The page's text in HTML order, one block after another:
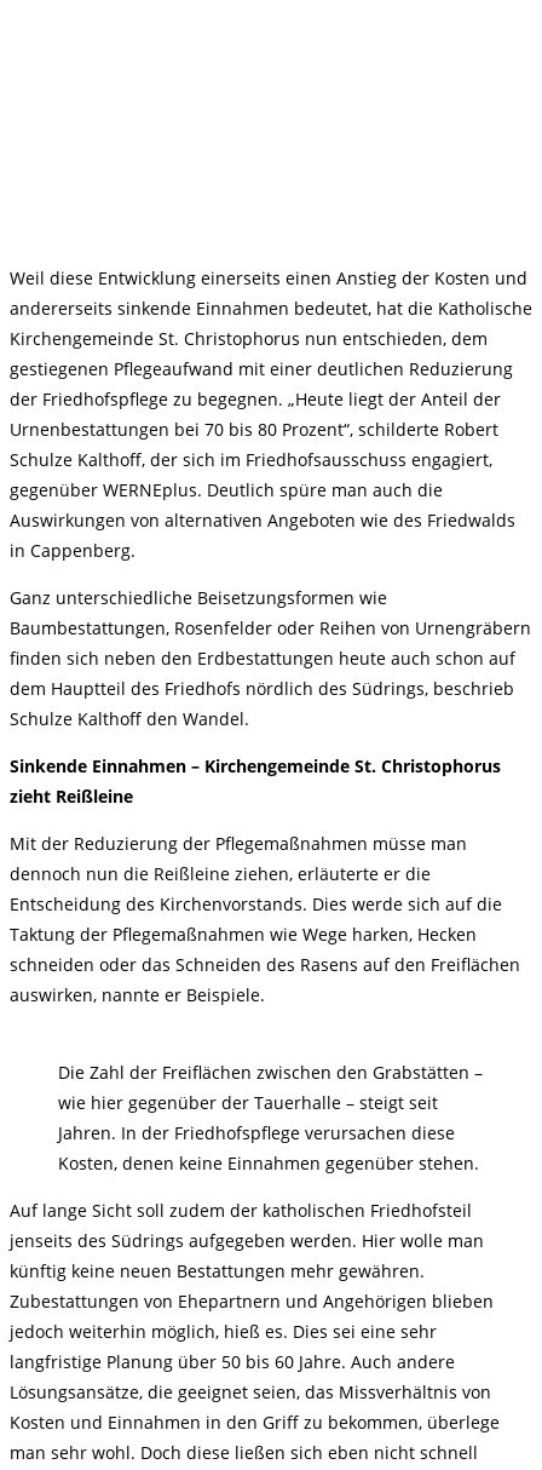
Weil diese Entwicklung einerseits einen Anstieg der Kosten und
andererseits sinkende Einnahmen bedeutet, hat die Katholische
Kirchengemeinde St. Christophorus nun entschieden, dem
gestiegenen Pflegeaufwand mit einer deutlichen Reduzierung
der Friedhofspflege zu begegnen. „Heute liegt der Anteil der
Urnenbestattungen bei 70 bis 80 Prozent“, schilderte Robert
Schulze Kalthoff, der sich im Friedhofsausschuss engagiert,
gegenüber WERNEplus. Deutlich spüre man auch die
Auswirkungen von alternativen Angeboten wie des Friedwalds
in Cappenberg.
Ganz unterschiedliche Beisetzungsformen wie
Baumbestattungen, Rosenfelder oder Reihen von Urnengräbern
finden sich neben den Erdbestattungen heute auch schon auf
dem Hauptteil des Friedhofs nördlich des Südrings, beschrieb
Schulze Kalthoff den Wandel.
Sinkende Einnahmen – Kirchengemeinde St. Christophorus
zieht Reißleine
Mit der Reduzierung der Pflegemaßnahmen müsse man
dennoch nun die Reißleine ziehen, erläuterte er die
Entscheidung des Kirchenvorstands. Dies werde sich auf die
Taktung der Pflegemaßnahmen wie Wege harken, Hecken
schneiden oder das Schneiden des Rasens auf den Freiflächen
auswirken, nannte er Beispiele.
Die Zahl der Freiflächen zwischen den Grabstätten –
wie hier gegenüber der Tauerhalle – steigt seit
Jahren. In der Friedhofspflege verursachen diese
Kosten, denen keine Einnahmen gegenüber stehen.
Auf lange Sicht soll zudem der katholischen Friedhofsteil
jenseits des Südrings aufgegeben werden. Hier wolle man
künftig keine neuen Bestattungen mehr gewähren.
Zubestattungen von Ehepartnern und Angehörigen blieben
jedoch weiterhin möglich, hieß es. Dies sei eine sehr
langfristige Planung über 50 bis 60 Jahre. Auch andere
Lösungsansätze, die geeignet seien, das Missverhältnis von
Kosten und Einnahmen in den Griff zu bekommen, überlege
man sehr wohl. Doch diese ließen sich eben nicht schnell